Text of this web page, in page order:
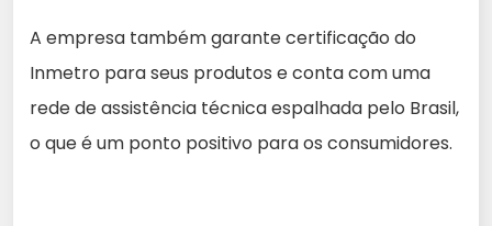
A empresa também garante certificação do
Inmetro para seus produtos e conta com uma
rede de assistência técnica espalhada pelo Brasil,
o que é um ponto positivo para os consumidores.